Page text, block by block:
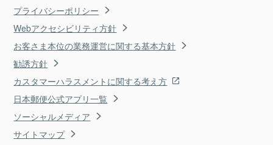
プライバシーポリシー
Webアクセシビリティ方針
お客さま本位の業務運営に関する基本方針
勧誘方針
カスタマーハラスメントに関する考え方
日本郵便公式アプリ一覧
ソーシャルメディア
サイトマップ